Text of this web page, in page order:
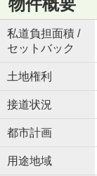
私道負担面積 /
セットバック
土地権利
接道状況
都市計画
用途地域